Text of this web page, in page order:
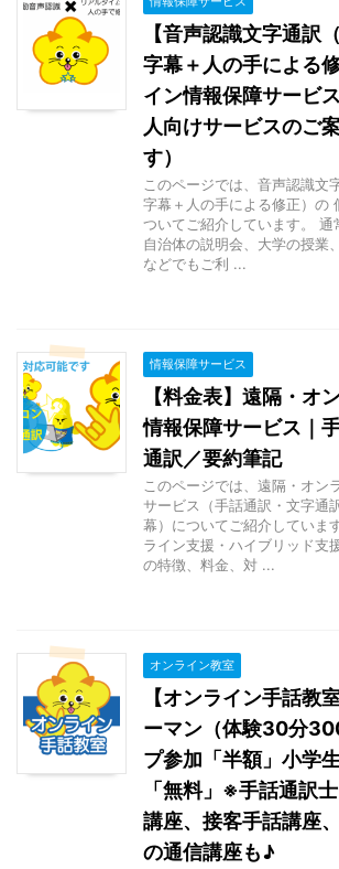
【音声認識文字通訳
字幕＋人の手による
イン情報保障サービ
人向けサービスのご
す）
このページでは、音声認識文
字幕＋人の手による修正）の
ついてご紹介しています。 通
自治体の説明会、大学の授業
などでもご利 ...
情報保障サービス
【料金表】遠隔・オ
情報保障サービス｜
通訳／要約筆記
このページでは、遠隔・オン
サービス（手話通訳・文字通
幕）についてご紹介していま
ライン支援・ハイブリッド支
の特徴、料金、対 ...
オンライン教室
【オンライン手話教
ーマン（体験30分
プ参加「半額」小学
「無料」※手話通訳
講座、接客手話講座
の通信講座も♪